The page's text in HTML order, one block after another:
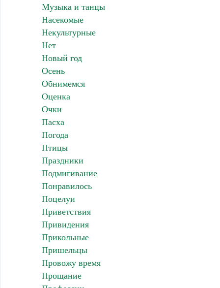
Музыка и танцы
Насекомые
Некультурные
Нет
Новый год
Осень
Обнимемся
Оценка
Очки
Пасха
Погода
Птицы
Праздники
Подмигивание
Понравилось
Поцелуи
Приветствия
Привидения
Прикольные
Пришельцы
Провожу время
Прощание